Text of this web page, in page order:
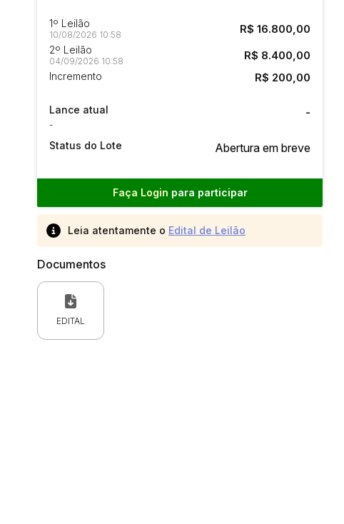
1º Leilão
10/08/2026 10:58 R$ 16.800,00
2º Leilão
04/09/2026 10:58 R$ 8.400,00
Incremento R$ 200,00
Lance atual
-
-
Status do Lote Abertura em breve
Faça Login para participar
Leia atentamente o Edital de Leilão
Documentos
EDITAL